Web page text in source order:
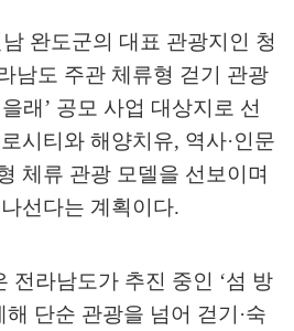
완도군의 대표 관광지인 청
남도 주관 체류형 걷기 관광
래 ’ 공모 사업 대상지로 선
시티와 해양치유, 역사·인문
체류 관광 모델을 선보이며
선다는 계획이다.
전라남도가 추진 중인 ‘섬 방
단순 관광을 넘어 걷기 ·숙